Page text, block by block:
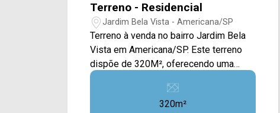
Terreno - Residencial
Jardim Bela Vista - Americana/SP
Terreno à venda no bairro Jardim Bela
Vista em Americana/SP. Este terreno
dispõe de 320M², oferecendo uma
ampla área toda murada e com portão,
possui ligação de água e um pequeno
pomar em seu interior. Localizado
320m²